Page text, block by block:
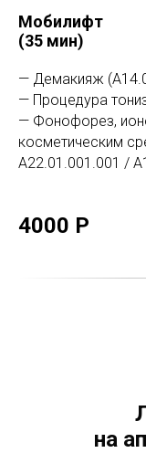
Мобилифт
(35 мин)
— Демакияж
— Процедура
— Фонофорез,
косметическим
А22.01.001.001 /
4000 Р
на